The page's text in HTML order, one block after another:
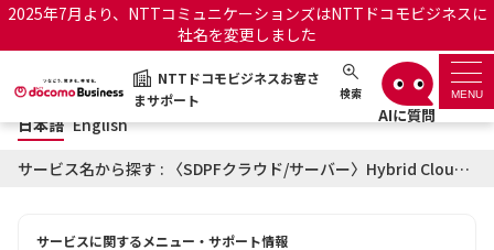
2025年7月より、NTTコミュニケーションズはNTTドコモビジネスに
社名を変更しました
NTTドコモビジネスお客さ
まサポート
検索 MENU
NTTドコモビジネスお客さまサポート 日本語 English
サポートトップ
日本語 English
サービス名から探す : 〈SDPFクラウド/サーバー〉Hybrid Cloud with AWSに関する工事・故障情報
サービスに関するメニュー・サポート情報